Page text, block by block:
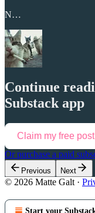
N…
Continue
Substack app
Claim my free post
Or purchase a paid
Previous Next
© 2026 Matte Galt ·
Start your